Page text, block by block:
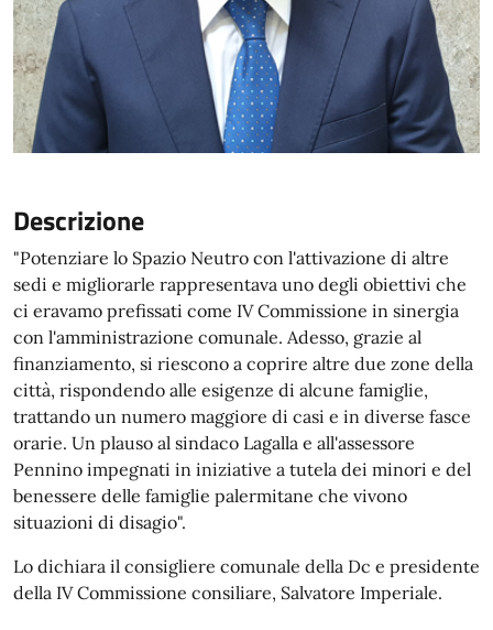
Descrizione
"Potenziare lo Spazio Neutro con l'attivazione di altre
sedi e migliorarle rappresentava uno degli obiettivi che
ci eravamo prefissati come IV Commissione in sinergia
con l'amministrazione comunale. Adesso, grazie al
finanziamento, si riescono a coprire altre due zone della
città, rispondendo alle esigenze di alcune famiglie,
trattando un numero maggiore di casi e in diverse fasce
orarie. Un plauso al sindaco Lagalla e all'assessore
Pennino impegnati in iniziative a tutela dei minori e del
benessere delle famiglie palermitane che vivono
situazioni di disagio".
Lo dichiara il consigliere comunale della Dc e presidente
della IV Commissione consiliare, Salvatore Imperiale.